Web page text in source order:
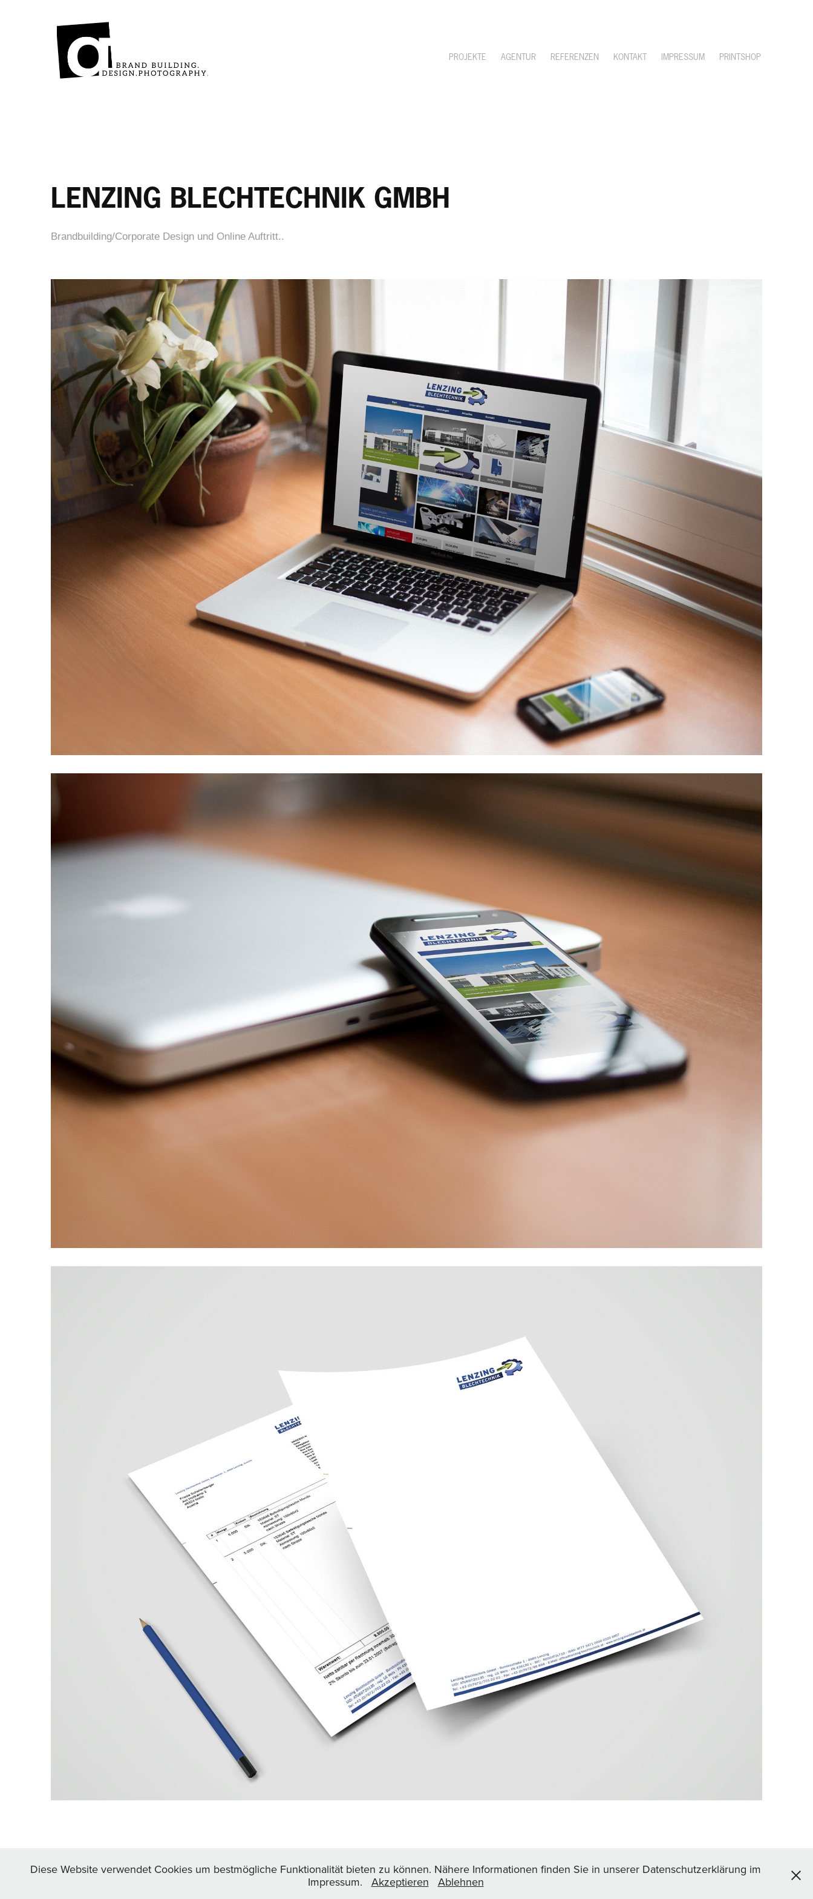
PROJEKTE AGENTUR REFERENZEN KONTAKT IMPRESSUM PRINTSHOP
LENZING BLECHTECHNIK GMBH
Brandbuilding/Corporate Design und Online Auftritt..
Diese Website verwendet Cookies um bestmögliche Funktionalität bieten zu können. Nähere Informationen finden Sie in unserer Datenschutzerklärung im
Impressum.
Akzeptieren Ablehnen